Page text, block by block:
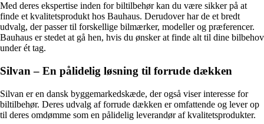
Med deres ekspertise inden for biltilbehør kan du være sikker på at
finde et kvalitetsprodukt hos Bauhaus. Derudover har de et bredt
udvalg, der passer til forskellige bilmærker, modeller og præferencer.
Bauhaus er stedet at gå hen, hvis du ønsker at finde alt til dine bilbehov
under ét tag.
Silvan – En pålidelig løsning til forrude dækken
Silvan er en dansk byggemarkedskæde, der også viser interesse for
biltilbehør. Deres udvalg af forrude dækken er omfattende og lever op
til deres omdømme som en pålidelig leverandør af kvalitetsprodukter.